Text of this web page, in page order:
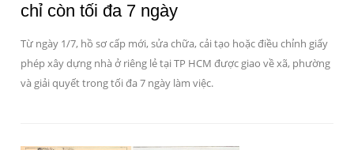
chỉ còn tối đa 7 ngày
Từ ngày 1/7, hồ sơ cấp mới, sửa chữa, cải tạo hoặc điều chỉnh giấy
phép xây dựng nhà ở riêng lẻ tại TP HCM được giao về xã, phường
và giải quyết trong tối đa 7 ngày làm việc.